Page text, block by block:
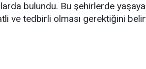
bulundu. Bu şehirlerde
ve tedbirli olması gerektiğini